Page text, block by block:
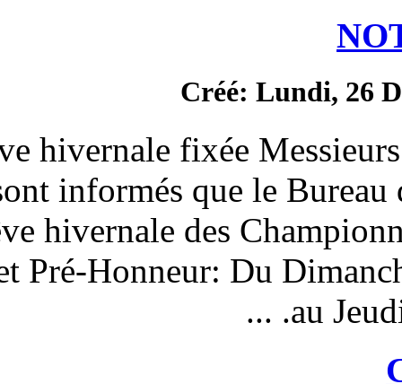
La trêve hivernale
clubs, sont informés
trêve hivernale
Honneur et Pré-Honneur: